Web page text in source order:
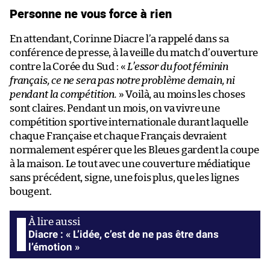
Personne ne vous force à rien
En attendant, Corinne Diacre l’a rappelé dans sa
conférence de presse, à la veille du match d’ouverture
contre la Corée du Sud : « L’essor du foot féminin
français, ce ne sera pas notre problème demain, ni
pendant la compétition. » Voilà, au moins les choses
sont claires. Pendant un mois, on va vivre une
compétition sportive internationale durant laquelle
chaque Française et chaque Français devraient
normalement espérer que les Bleues gardent la coupe
à la maison. Le tout avec une couverture médiatique
sans précédent, signe, une fois plus, que les lignes
bougent.
Diacre : « L’idée, c’est de ne pas être dans
l’émotion »